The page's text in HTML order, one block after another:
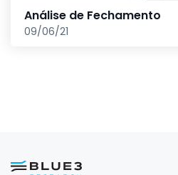
Análise de Fechamento
09/06/21